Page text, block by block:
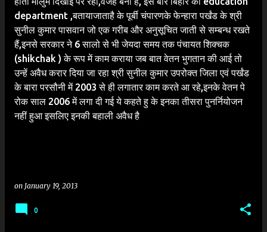
department ,बतायाजाताहै के पूर्बी चंपारणके फेन्हारा पर्खंड के श्री
सुनील कुमार पासवान जो एक गरीब और अनुसूचित जाती से सम्बन्ध रखते
हैं,इनसे सरकार ने 6 सालो से भी जेयदा समय तक पंचायत शिक्चक
(shikchak ) के रूप में काम कराया जब बात वेतन भुगतान की आई तो
उन्हें अवैध करार दिया जा रहा श्री सुनील कुमार उपरोक्त जिला एवं पर्खंड
के बारा परसौनी में 2003 से ही लगातार काम करते आ रहे,इनके वेतन पे
रोक साल 2006 में लगा दी गई ये कहते हु के इनका तीसरा पुनर्नियोजन
नहीं हुआ इसलिए इनकी बहाली अवैध है
on January 19, 2013
0